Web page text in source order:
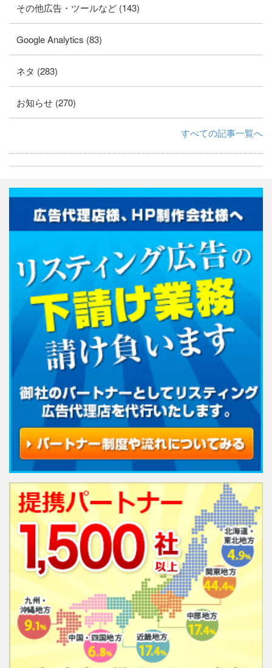
その他広告・ツールなど (143)
Google Analytics (83)
ネタ (283)
お知らせ (270)
すべての記事一覧へ